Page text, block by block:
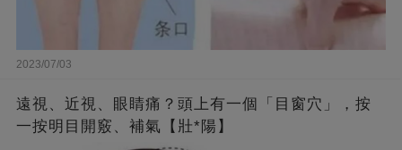
2023/07/03
遠視、近視、眼睛痛？頭上有一個「目窗穴」，按
一按明目開竅、補氣【壯*陽】